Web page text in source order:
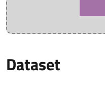
Dataset